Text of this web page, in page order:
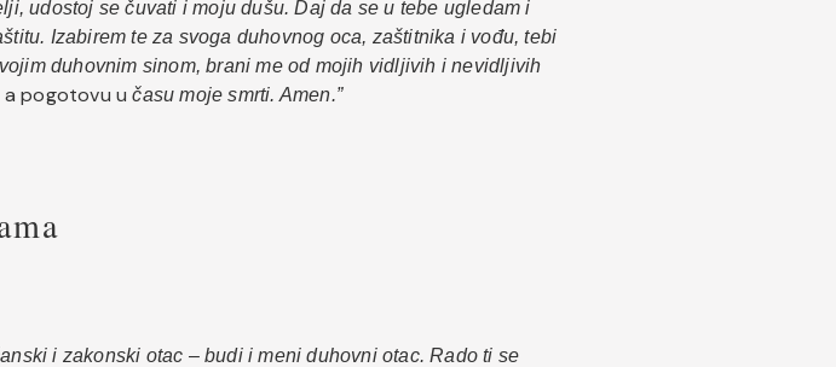
udostoj se čuvati i moju dušu. Daj da se u tebe ugledam i
Izabirem te za svoga duhovnog oca, zaštitnika i vođu, tebi
duhovnim sinom, brani me od mojih vidljivih i nevidljivih
a pogotovu učasu moje smrti. Amen.”
i zakonski otac – budi i meni duhovni otac. Rado ti se